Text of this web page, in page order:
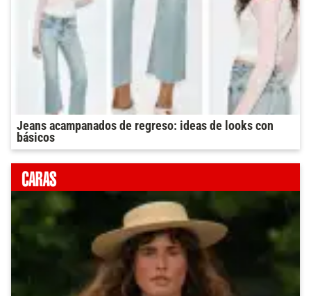
Jeans acampanados de regreso: ideas de looks con
básicos